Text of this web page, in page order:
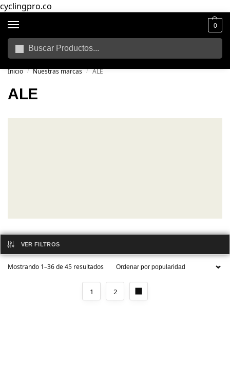
cyclingpro.co
0
🚴‍ Envío gratuito a todo Colombia por compras superiores a $250.000
Inicio / Nuestras marcas / ALE
ALE
VER FILTROS
Mostrando 1–36 de 45 resultados
1 2